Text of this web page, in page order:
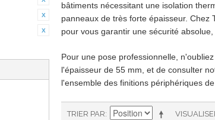
bâtiments nécessitant une isolation
panneaux de très forte épaisseur. Chez
pour vous garantir une sécurité
Pour une pose professionnelle,
l'épaisseur de 55 mm, et de consulter
l'ensemble des finitions périphériques de
TRIER PAR